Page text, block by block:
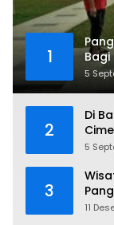
1
Bagi
5
2
Di
5
3
11